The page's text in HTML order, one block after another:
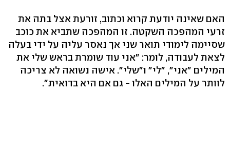
האם שאינה יודעת קרוא וכתוב, זורעת אצל בתה את
זרעי המהפכה השקטה. זו המהפכה שתביא את כוכב
שסיימה לימודי תואר שני אך נאסר עליה על ידי בעלה
לצאת לעבודה, לומר: "אני עוד שומרת בראש שלי את
המילים "אני", "לי" ו"שלי". אישה נשואה לא צריכה
לוותר על המילים האלו - גם אם היא בדואית".